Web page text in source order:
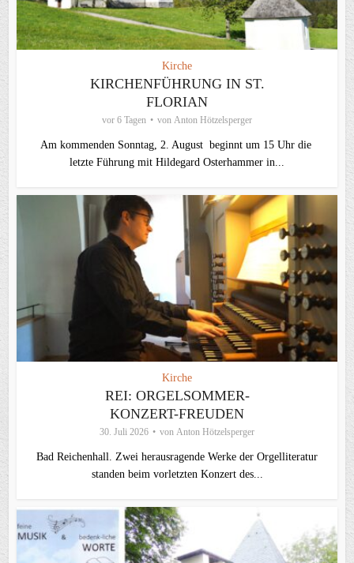
Kirche
KIRCHENFÜHRUNG IN ST.
FLORIAN
vor 6 Tagen von Anton Hötzelsperger
Am kommenden Sonntag, 2. August beginnt um 15 Uhr die
letzte Führung mit Hildegard Osterhammer in...
Kirche
REI: ORGELSOMMER-
KONZERT-FREUDEN
30. Juli 2026 von Anton Hötzelsperger
Bad Reichenhall. Zwei herausragende Werke der Orgelliteratur
standen beim vorletzten Konzert des...